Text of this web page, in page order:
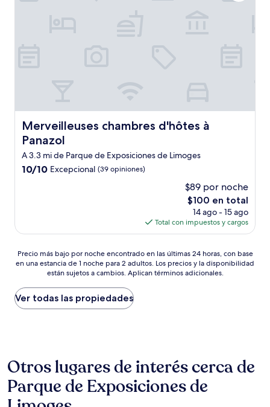
Merveilleuses chambres d'hôtes à
Panazol
Merveilleuses chambres d'hôtes à Panazol
A 3.3 mi de Parque de Exposiciones de Limoges
10.0
10/10 Excepcional (39 opiniones)
$89 por noche
El
precio
actual
es
$100
$100 en total
14 ago - 15 ago
Total con impuestos y cargos
Precio
más
por
noche
encontrado
horas,
con
base
en
Precio más bajo por noche encontrado en las últimas 24 horas, con base
en una estancia de 1 noche para 2 adultos. Los precios y la disponibilidad
están sujetos a cambios. Aplican términos adicionales.
Ver todas las propiedades
Otros lugares de interés cerca de
Parque de Exposiciones de